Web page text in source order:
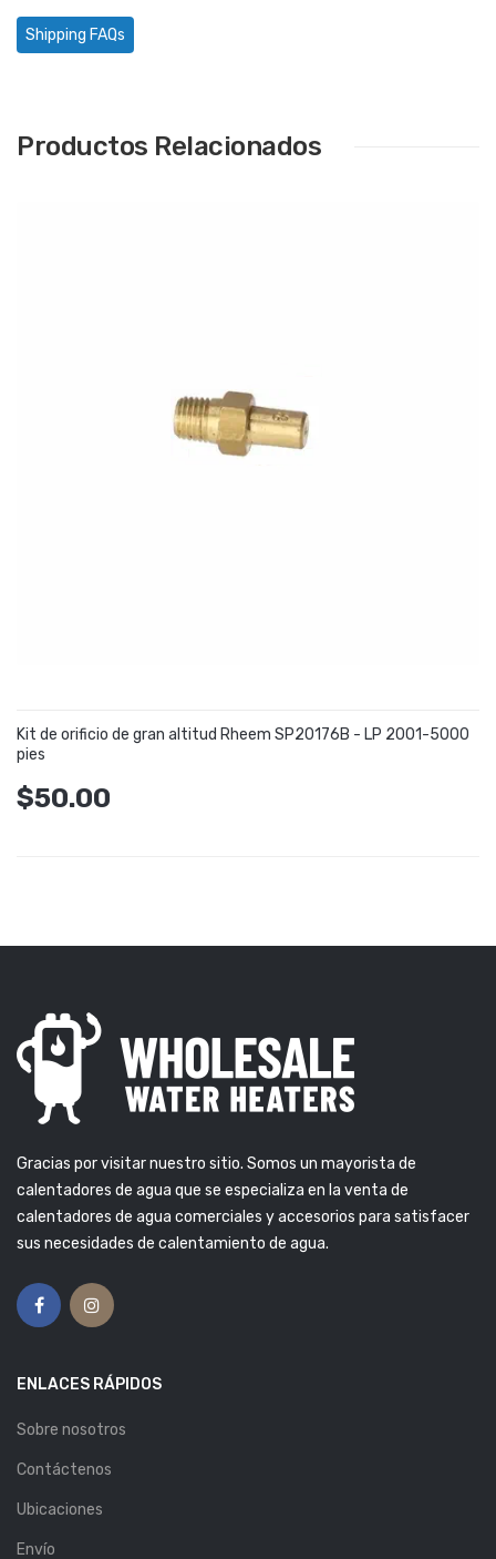
Shipping FAQs
Productos Relacionados
Kit de orificio de gran altitud Rheem SP20176B - LP 2001-5000
pies
$50.00
Gracias por visitar nuestro sitio. Somos un mayorista de
calentadores de agua que se especializa en la venta de
calentadores de agua comerciales y accesorios para satisfacer
sus necesidades de calentamiento de agua.
ENLACES RÁPIDOS
Sobre nosotros
Contáctenos
Ubicaciones
Envío